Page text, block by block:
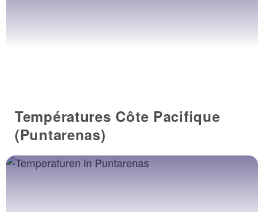
Températures Côte Pacifique
(Puntarenas)